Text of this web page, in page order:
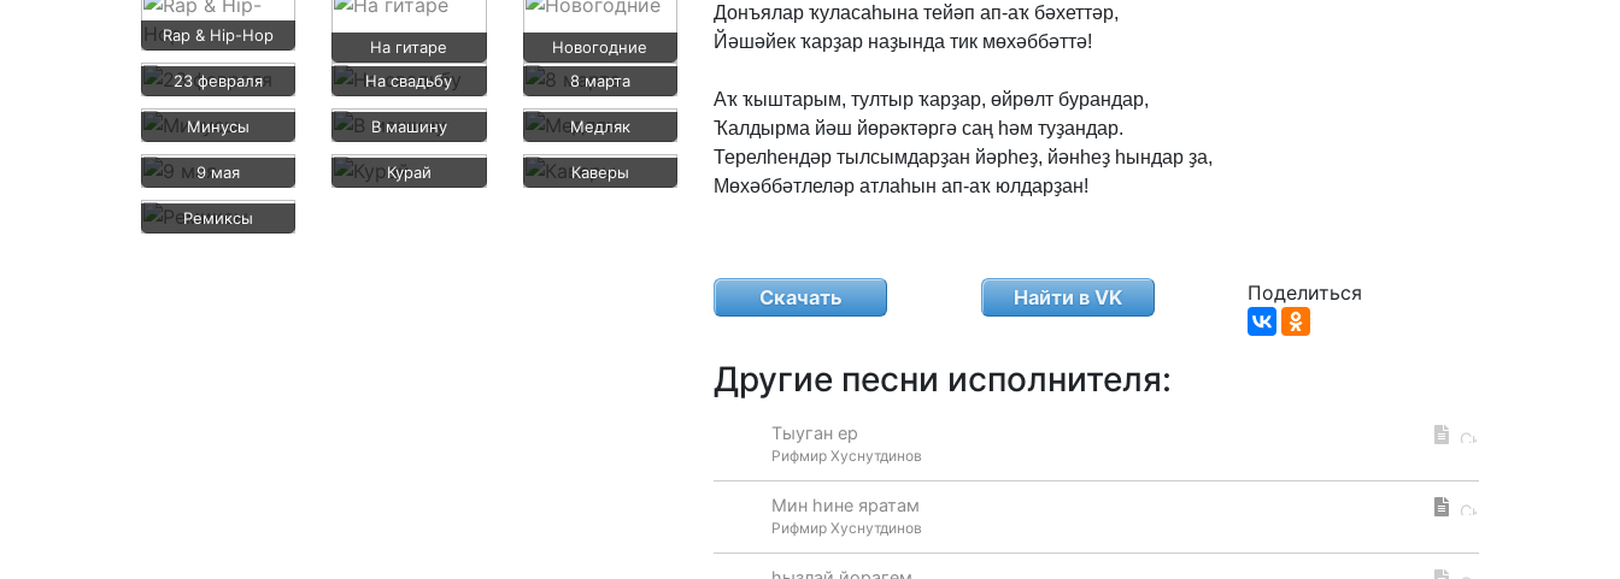
Донъялар ҡуласаһына тейәп ап-аҡ бәхеттәр,
Йәшәйек ҡарҙар наҙында тик мөхәббәттә!
Аҡ ҡыштарым, тултыр ҡарҙар, өйрөлт бурандар,
Ҡалдырма йәш йөрәктәргә саң һәм туҙандар.
Терелһендәр тылсымдарҙан йәрһеҙ, йәнһеҙ һындар ҙа,
Мөхәббәтлеләр атлаһын ап-аҡ юлдарҙан!
Скачать Найти в VK Поделиться
Другие песни исполнителя:
Тыуган ер
Рифмир Хуснутдинов
Мин hине яратам
Рифмир Хуснутдинов
Rap & Hip-Hop
На гитаре
Новогодние
23 февраля
На свадьбу 8 марта
Минусы В машину Медляк
9 мая Курай Каверы
Ремиксы